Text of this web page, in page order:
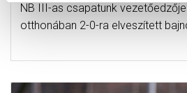
NB III-as csapatunk
otthonában 2-0-ra elveszített